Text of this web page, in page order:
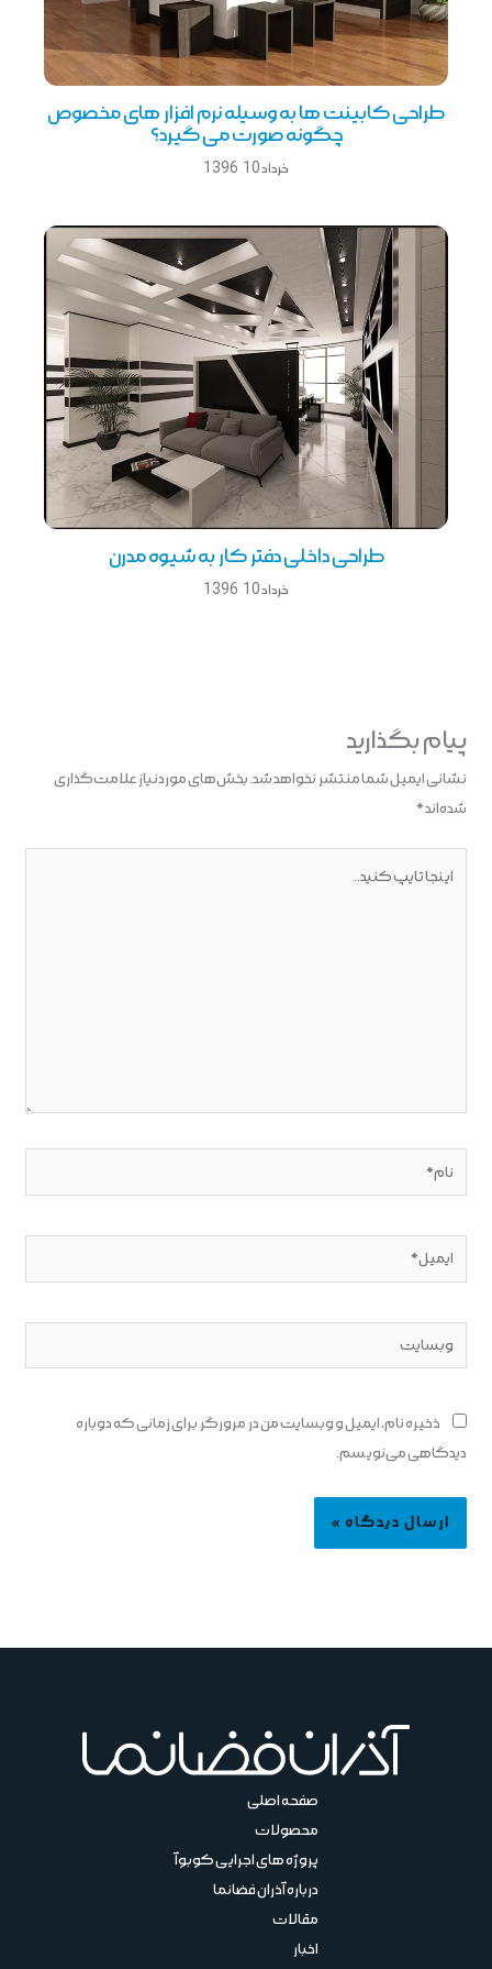
طراحی کابینت ها به وسیله نرم افزار های مخصوص
چگونه صورت می گیرد؟
خرداد 10, 1396
طراحی داخلی دفتر كار به شیوه مدرن
خرداد 10, 1396
پیام بگذارید
نشانی ایمیل شما منتشر نخواهد شد.بخش‌های موردنیاز علامت‌گذاری
شده‌اند*
نام*
ایمیل*
وبسایت
ذخیره نام، ایمیل و وبسایت من در مرورگر برای زمانی که دوباره
دیدگاهی می‌نویسم.
صفحه اصلی
محصولات
پروژه های اجرایی کوبوآ
درباره آذران فضانما
مقالات
اخبار